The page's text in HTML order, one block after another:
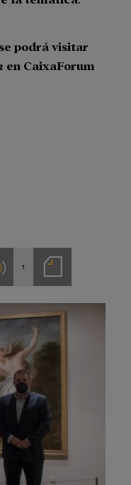
se podrá visitar
en CaixaForum
1
Notas
de
prensa